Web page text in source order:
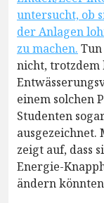
untersucht, ob
der Anlagen
zu machen.
nicht, trotzdem
einem solchen
Studenten
zeigt auf, dass
Energie-
ändern